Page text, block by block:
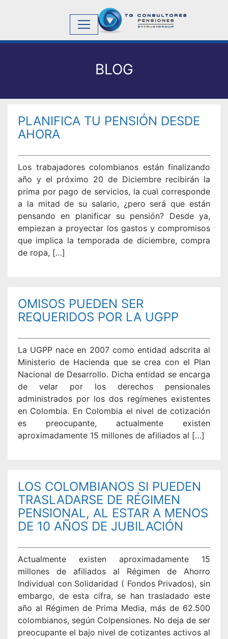
BLOG
PLANIFICA TU PENSIÓN DESDE
AHORA
Los trabajadores colombianos están finalizando
año y el próximo 20 de Diciembre recibirán la
prima por pago de servicios, la cual corresponde
a la mitad de su salario, ¿pero será que están
pensando en planificar su pensión? Desde ya,
empiezan a proyectar los gastos y compromisos
que implica la temporada de diciembre, compra
de ropa, […]
OMISOS PUEDEN SER
REQUERIDOS POR LA UGPP
La UGPP nace en 2007 como entidad adscrita al
Ministerio de Hacienda que se crea con el Plan
Nacional de Desarrollo. Dicha entidad se encarga
de velar por los derechos pensionales
administrados por los dos regímenes existentes
en Colombia. En Colombia el nivel de cotización
es preocupante, actualmente existen
aproximadamente 15 millones de afiliados al […]
LOS COLOMBIANOS SI PUEDEN
TRASLADARSE DE RÉGIMEN
PENSIONAL, AL ESTAR A MENOS
DE 10 AÑOS DE JUBILACIÓN
Actualmente existen aproximadamente 15
millones de afiliados al Régimen de Ahorro
Individual con Solidaridad ( Fondos Privados), sin
embargo, de esta cifra, se han trasladado este
año al Régimen de Prima Media, más de 62.500
colombianos, según Colpensiones. No deja de ser
preocupante el bajo nivel de cotizantes activos al